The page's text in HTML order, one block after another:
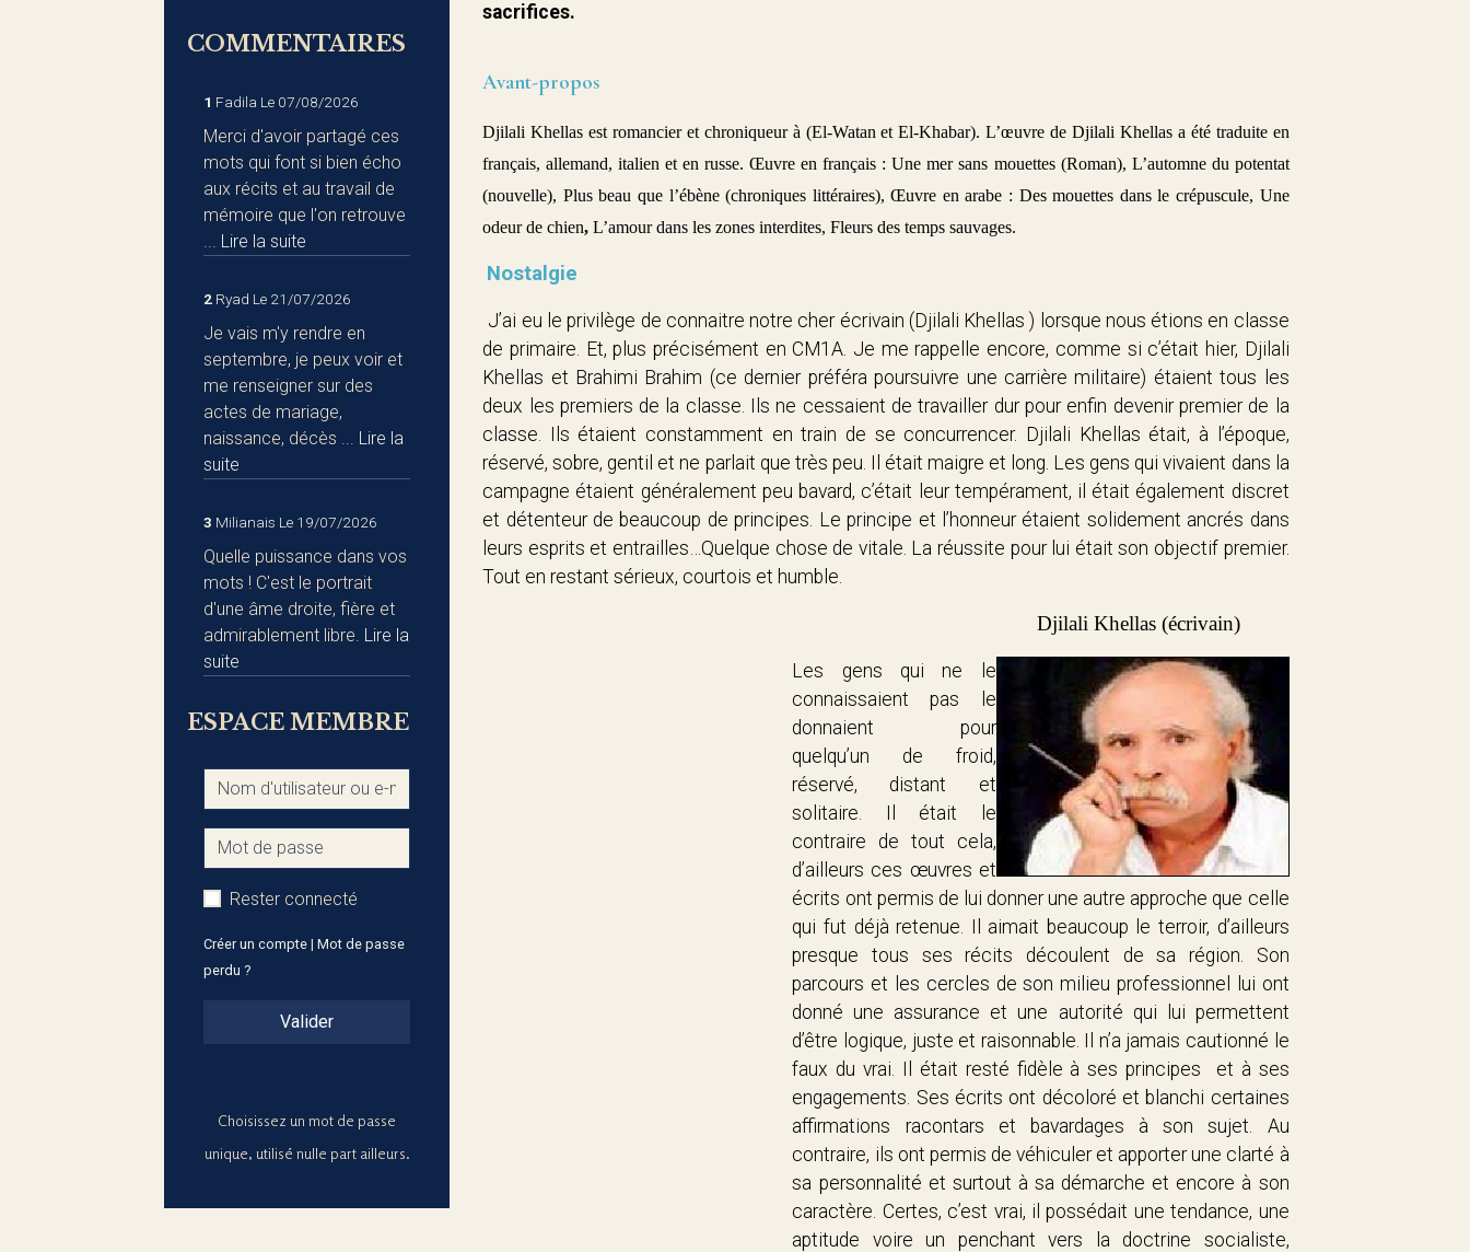
sacrifices.
Avant-propos
Djilali Khellas est romancier et chroniqueur à (El-Watan et El-Khabar). L’œuvre de Djilali Khellas a été traduite en
français, allemand, italien et en russe. Œuvre en français : Une mer sans mouettes (Roman), L’automne du potentat
(nouvelle), Plus beau que l’ébène (chroniques littéraires), Œuvre en arabe : Des mouettes dans le crépuscule, Une
odeur de chien, L’amour dans les zones interdites, Fleurs des temps sauvages.
Nostalgie
J’ai eu le privilège de connaitre notre cher écrivain (Djilali Khellas ) lorsque nous étions en classe
de primaire. Et, plus précisément en CM1A. Je me rappelle encore, comme si c’était hier, Djilali
Khellas et Brahimi Brahim (ce dernier préféra poursuivre une carrière militaire) étaient tous les
deux les premiers de la classe. Ils ne cessaient de travailler dur pour enfin devenir premier de la
classe. Ils étaient constamment en train de se concurrencer. Djilali Khellas était, à l’époque,
réservé, sobre, gentil et ne parlait que très peu. Il était maigre et long. Les gens qui vivaient dans la
campagne étaient généralement peu bavard, c’était leur tempérament, il était également discret
et détenteur de beaucoup de principes. Le principe et l’honneur étaient solidement ancrés dans
leurs esprits et entrailles…Quelque chose de vitale. La réussite pour lui était son objectif premier.
Tout en restant sérieux, courtois et humble.
Djilali Khellas (écrivain)
Les gens qui ne le
connaissaient pas le
donnaient pour
quelqu’un de froid,
réservé, distant et
solitaire. Il était le
contraire de tout cela,
d’ailleurs ces œuvres et
écrits ont permis de lui donner une autre approche que celle
qui fut déjà retenue. Il aimait beaucoup le terroir, d’ailleurs
presque tous ses récits découlent de sa région. Son
parcours et les cercles de son milieu professionnel lui ont
donné une assurance et une autorité qui lui permettent
d’être logique, juste et raisonnable. Il n’a jamais cautionné le
faux du vrai. Il était resté fidèle à ses principes et à ses
engagements. Ses écrits ont décoloré et blanchi certaines
affirmations racontars et bavardages à son sujet. Au
contraire, ils ont permis de véhiculer et apporter une clarté à
sa personnalité et surtout à sa démarche et encore à son
caractère. Certes, c’est vrai, il possédait une tendance, une
aptitude voire un penchant vers la doctrine socialiste,
COMMENTAIRES
1 Fadila Le 07/08/2026
Merci d'avoir partagé ces
mots qui font si bien écho
aux récits et au travail de
mémoire que l'on retrouve
... Lire la suite
2 Ryad Le 21/07/2026
Je vais m'y rendre en
septembre, je peux voir et
me renseigner sur des
actes de mariage,
naissance, décès ... Lire la
suite
3 Milianais Le 19/07/2026
Quelle puissance dans vos
mots ! C'est le portrait
d'une âme droite, fière et
admirablement libre. Lire la
suite
ESPACE MEMBRE
Rester connecté
Créer un compte |Mot de passe
perdu ?
Valider
Choisissez un mot de passe
unique, utilisé nulle part ailleurs.